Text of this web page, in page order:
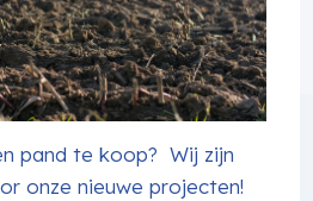
pand te koop? Wij zijn
onze nieuwe projecten!